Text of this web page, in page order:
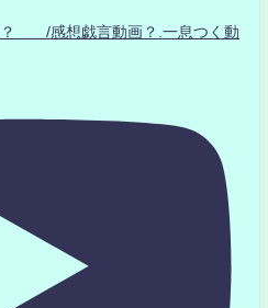
？ /感想戯言動画？.一息つく動